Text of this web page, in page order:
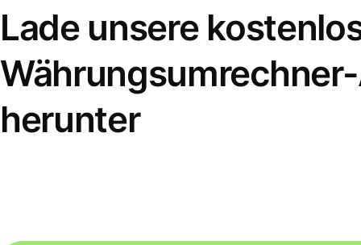
Lade unsere
herunter